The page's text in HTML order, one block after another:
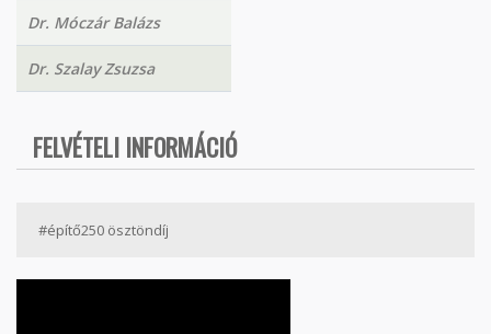
Dr. Móczár Balázs
Dr. Szalay Zsuzsa
FELVÉTELI INFORMÁCIÓ
#építő250 ösztöndíj